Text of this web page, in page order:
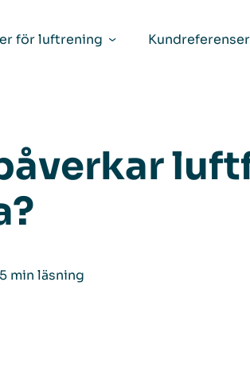
för luftrening
Kundreferenser
min läsning